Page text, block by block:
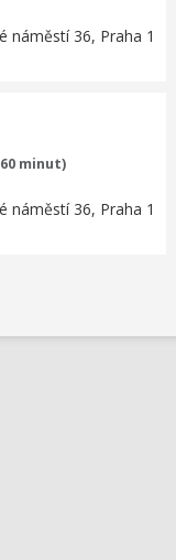
náměstí 36, Praha 1
minut)
náměstí 36, Praha 1